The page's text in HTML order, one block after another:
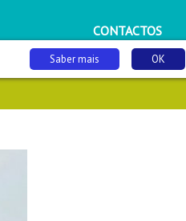
CONTACTOS
OK
Saber mais